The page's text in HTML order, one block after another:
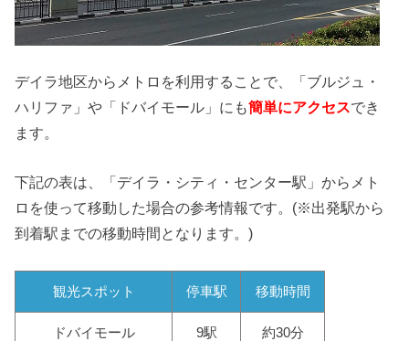
デイラ地区からメトロを利用することで、「ブルジュ・
ハリファ」や「ドバイモール」にも簡単にアクセスでき
ます。
下記の表は、「デイラ・シティ・センター駅」からメト
ロを使って移動した場合の参考情報です。(※出発駅から
到着駅までの移動時間となります。)
観光スポット 停車駅 移動時間
ドバイモール 9駅 約30分